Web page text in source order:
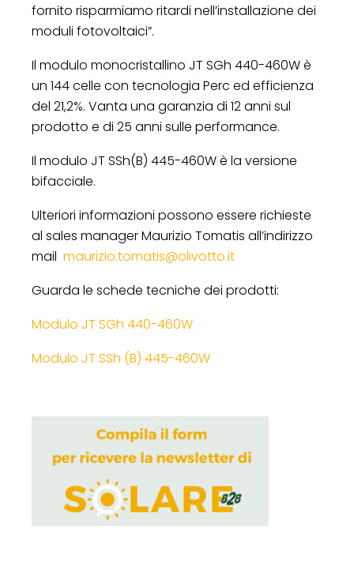
fornito risparmiamo ritardi nell’installazione dei
moduli fotovoltaici”.
Il modulo monocristallino JT SGh 440-460W è
un 144 celle con tecnologia Perc ed efficienza
del 21,2%. Vanta una garanzia di 12 anni sul
prodotto e di 25 anni sulle performance.
Il modulo JT SSh(B) 445-460W è la versione
bifacciale.
Ulteriori informazioni possono essere richieste
al sales manager Maurizio Tomatis all’indirizzo
mail maurizio.tomatis@olivotto.it
Guarda le schede tecniche dei prodotti:
Modulo JT SGh 440-460W
Modulo JT SSh (B) 445-460W